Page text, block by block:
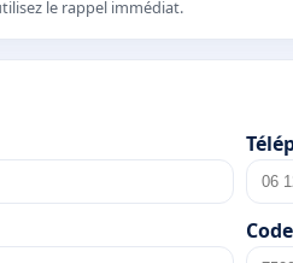
le rappel immédiat.